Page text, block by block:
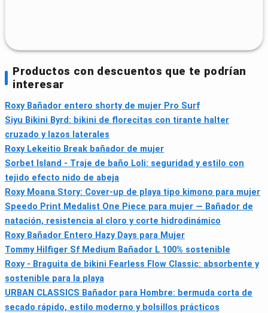
Productos con descuentos que te podrían
interesar
Roxy Bañador entero shorty de mujer Pro Surf
Siyu Bikini Byrd: bikini de florecitas con tirante halter
cruzado y lazos laterales
Roxy Lekeitio Break bañador de mujer
Sorbet Island - Traje de baño Loli: seguridad y estilo con
tejido efecto nido de abeja
Roxy Moana Story: Cover-up de playa tipo kimono para mujer
Speedo Print Medalist One Piece para mujer — Bañador de
natación, resistencia al cloro y corte hidrodinámico
Roxy Bañador Entero Hazy Days para Mujer
Tommy Hilfiger Sf Medium Bañador L 100% sostenible
Roxy - Braguita de bikini Fearless Flow Classic: absorbente y
sostenible para la playa
URBAN CLASSICS Bañador para Hombre: bermuda corta de
secado rápido, estilo moderno y bolsillos prácticos